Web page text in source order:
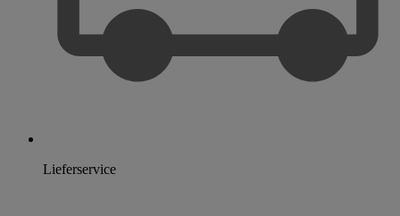
Lieferservice